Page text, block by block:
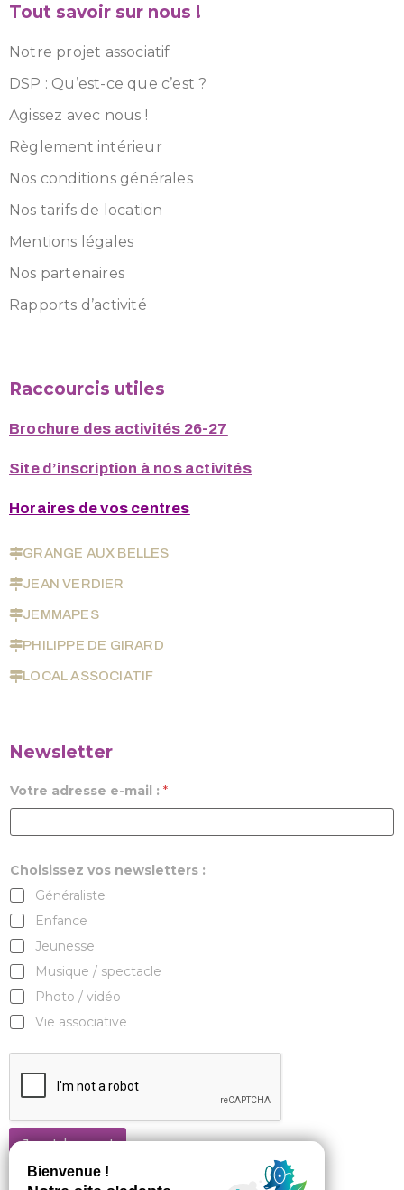
Tout savoir sur nous !
Notre projet associatif
DSP : Qu’est-ce que c’est ?
Agissez avec nous !
Règlement intérieur
Nos conditions générales
Nos tarifs de location
Mentions légales
Nos partenaires
Rapports d’activité
Raccourcis utiles
Brochure des activités 26-27
Site d’inscription à nos activités
Horaires de vos centres
GRANGE AUX BELLES
JEAN VERDIER
JEMMAPES
PHILIPPE DE GIRARD
LOCAL ASSOCIATIF
Newsletter
Votre adresse e-mail : *
Choisissez vos newsletters :
Généraliste
Enfance
Jeunesse
Musique / spectacle
Photo / vidéo
Vie associative
Je m'abonne !